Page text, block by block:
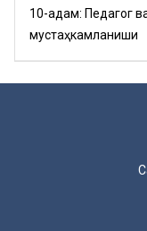
10-қадам: Педагог
мустаҳкамланиши